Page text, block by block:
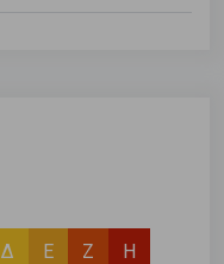
Δ Ε Ζ Η